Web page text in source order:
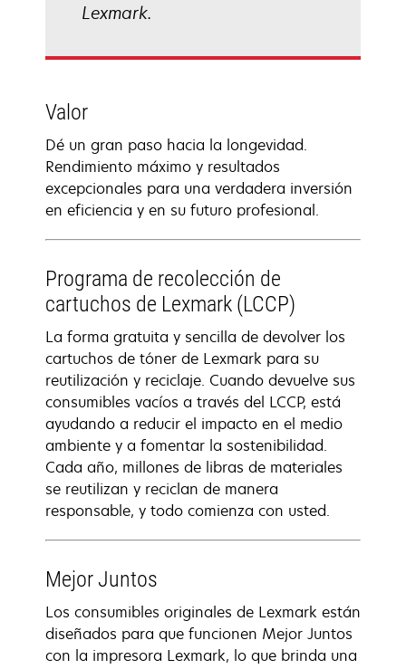
Lexmark.
Valor
Dé un gran paso hacia la longevidad.
Rendimiento máximo y resultados
excepcionales para una verdadera inversión
en eficiencia y en su futuro profesional.
Programa de recolección de
cartuchos de Lexmark (LCCP)
La forma gratuita y sencilla de devolver los
cartuchos de tóner de Lexmark para su
reutilización y reciclaje. Cuando devuelve sus
consumibles vacíos a través del LCCP, está
ayudando a reducir el impacto en el medio
ambiente y a fomentar la sostenibilidad.
Cada año, millones de libras de materiales
se reutilizan y reciclan de manera
responsable, y todo comienza con usted.
Mejor Juntos
Los consumibles originales de Lexmark están
diseñados para que funcionen Mejor Juntos
con la impresora Lexmark, lo que brinda una